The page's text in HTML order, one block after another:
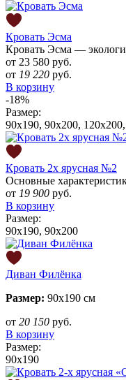
Кровать Эсма
Кровать Эсма —
от 23 580 руб.
от 19 220 руб.
В корзину
-18%
Размер:
90x190, 90x200,
Кровать 2х ярусная №2
Основные
от 19 900 руб.
В корзину
Размер:
90x190, 90x200
Диван Филёнка
Размер: 90х190 см
от 20 150 руб.
В корзину
Размер:
90x190